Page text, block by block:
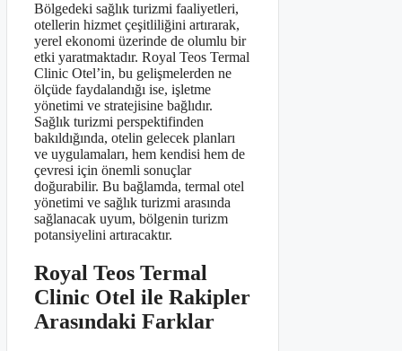
Bölgedeki sağlık turizmi faaliyetleri,
otellerin hizmet çeşitliliğini artırarak,
yerel ekonomi üzerinde de olumlu bir
etki yaratmaktadır. Royal Teos Termal
Clinic Otel’in, bu gelişmelerden ne
ölçüde faydalandığı ise, işletme
yönetimi ve stratejisine bağlıdır.
Sağlık turizmi perspektifinden
bakıldığında, otelin gelecek planları
ve uygulamaları, hem kendisi hem de
çevresi için önemli sonuçlar
doğurabilir. Bu bağlamda, termal otel
yönetimi ve sağlık turizmi arasında
sağlanacak uyum, bölgenin turizm
potansiyelini artıracaktır.
Royal Teos Termal
Clinic Otel ile Rakipler
Arasındaki Farklar